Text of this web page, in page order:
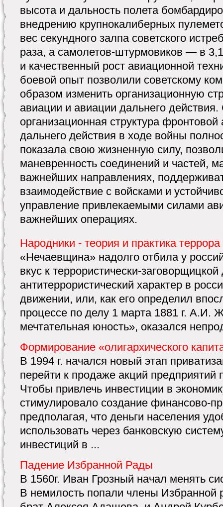
высота и дальность полета
внедрению крупнокалиберных
вес секундного залпа советского
раза, а самолетов-штурмовиков — в
и качественный рост авиационной
боевой опыт позволили советскому
образом изменить организационную
авиации и авиации дальнего
организационная структура
дальнего действия в ходе войны
показала свою жизненную силу,
маневренность соединений и частей,
важнейших направлениях,
взаимодействие с войсками и
управление привлекаемыми силами
важнейших операциях.
Народники - теория и практика террора
«Нечаевщина» надолго отбила у
вкус к террористически-
антитеррористический характер в
движении, или, как его определил
процессе по делу 1 марта 1881 г. А.И.
мечтательная юность», оказался
Формирование «олигархического
В 1994 г. начался новый этап
перейти к продаже акций предприятий
Чтобы привлечь инвестиции в
стимулировало создание финансово-
предполагая, что деньги населения
использовать через банковскую
инвестиций в ...
Падение Избранной Рады
В 1560г. Иван Грозный начал менять
В немилость попали члены